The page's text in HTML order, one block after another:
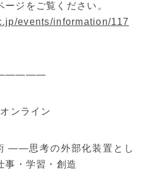
ジをご覧ください。
events/information/117
ンライン
――思考の外部化装置とし
事・学習・創造